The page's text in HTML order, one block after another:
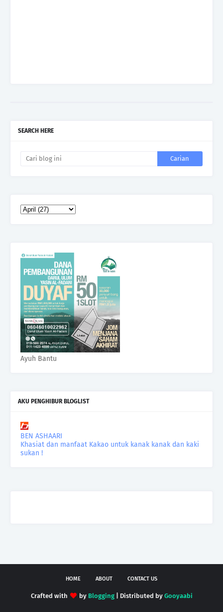
SEARCH HERE
Ayuh Bantu
AKU PENGHIBUR BLOGLIST
BEN ASHAARI
Khasiat dan manfaat Kakao untuk kanak kanak dan kaki
sukan !
HOME ABOUT CONTACT US
Crafted with by Blogging| Distributed by Gooyaabi